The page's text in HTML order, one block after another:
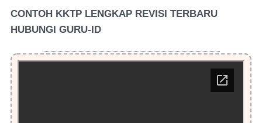
CONTOH KKTP LENGKAP REVISI TERBARU
HUBUNGI GURU-ID